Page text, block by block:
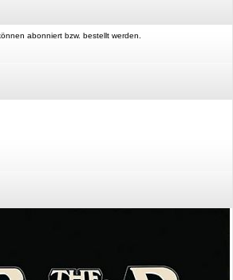
abonniert bzw. bestellt werden.